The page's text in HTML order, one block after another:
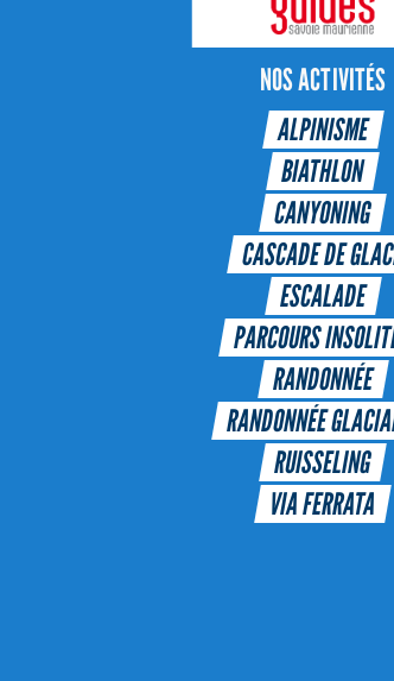
NOS ACTIVITÉS
ALPINISME
BIATHLON
CANYONING
CASCADE DE
ESCALADE
PARCOURS
RANDONNÉE
RANDONNÉE
RUISSELING
VIA FERRATA